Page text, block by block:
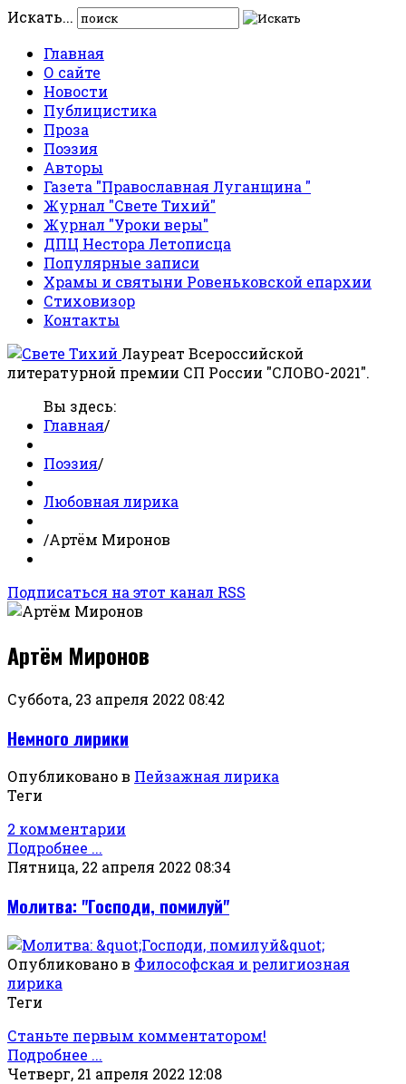
Искать...
Главная
О сайте
Новости
Публицистика
Проза
Поэзия
Авторы
Газета "Православная Луганщина "
Журнал "Свете Тихий"
Журнал "Уроки веры"
ДПЦ Нестора Летописца
Популярные записи
Храмы и святыни Ровеньковской епархии
Стиховизор
Контакты
Лауреат Всероссийской
литературной премии СП России "СЛОВО-2021".
Вы здесь:
Главная/
Поэзия/
Любовная лирика
/Артём Миронов
Подписаться на этот канал RSS
Артём Миронов
Суббота, 23 апреля 2022 08:42
Немного лирики
Опубликовано в Пейзажная лирика
Теги
2 комментарии
Подробнее ...
Пятница, 22 апреля 2022 08:34
Молитва: "Господи, помилуй"
Опубликовано в Философская и религиозная
лирика
Теги
Станьте первым комментатором!
Подробнее ...
Четверг, 21 апреля 2022 12:08